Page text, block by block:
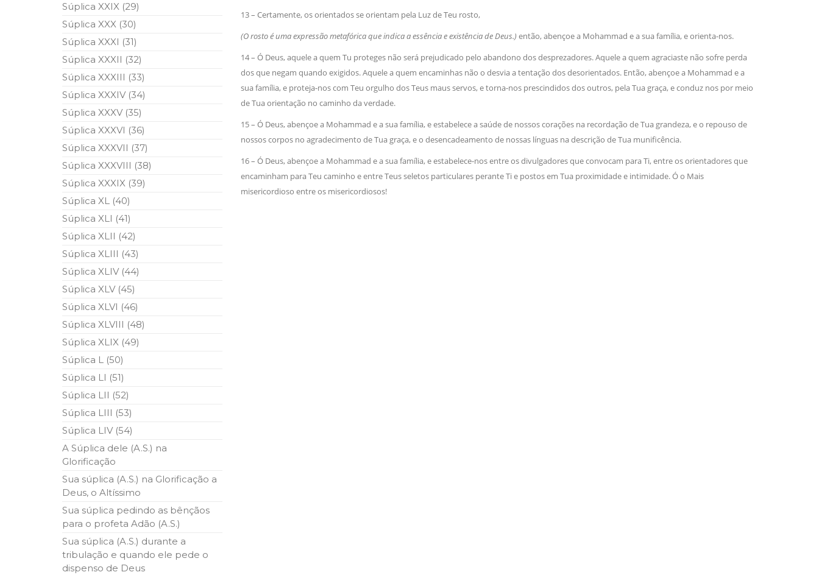
Súplica XXIX (29)
Súplica XXX (30)
Súplica XXXI (31)
Súplica XXXII (32)
Súplica XXXIII (33)
Súplica XXXIV (34)
Súplica XXXV (35)
Súplica XXXVI (36)
Súplica XXXVII (37)
Súplica XXXVIII (38)
Súplica XXXIX (39)
Súplica XL (40)
Súplica XLI (41)
Súplica XLII (42)
Súplica XLIII (43)
Súplica XLIV (44)
Súplica XLV (45)
Súplica XLVI (46)
Súplica XLVIII (48)
Súplica XLIX (49)
Súplica L (50)
Súplica LI (51)
Súplica LII (52)
Súplica LIII (53)
Súplica LIV (54)
A Súplica dele (A.S.) na
Glorificação
Sua súplica (A.S.) na Glorificação a
Deus, o Altíssimo
Sua súplica pedindo as bênçãos
para o profeta Adão (A.S.)
Sua súplica (A.S.) durante a
tribulação e quando ele pede o
dispenso de Deus
13 – Certamente, os orientados se orientam pela Luz de Teu rosto,
(O rosto é uma expressão metafórica que indica a essência e existência de Deus.) então, abençoe a Mohammad e a sua família, e orienta-nos.
14 – Ó Deus, aquele a quem Tu proteges não será prejudicado pelo abandono dos desprezadores. Aquele a quem agraciaste não sofre perda
dos que negam quando exigidos. Aquele a quem encaminhas não o desvia a tentação dos desorientados. Então, abençoe a Mohammad e a
sua família, e proteja-nos com Teu orgulho dos Teus maus servos, e torna-nos prescindidos dos outros, pela Tua graça, e conduz nos por meio
de Tua orientação no caminho da verdade.
15 – Ó Deus, abençoe a Mohammad e a sua família, e estabelece a saúde de nossos corações na recordação de Tua grandeza, e o repouso de
nossos corpos no agradecimento de Tua graça, e o desencadeamento de nossas línguas na descrição de Tua munificência.
16 – Ó Deus, abençoe a Mohammad e a sua família, e estabelece-nos entre os divulgadores que convocam para Ti, entre os orientadores que
encaminham para Teu caminho e entre Teus seletos particulares perante Ti e postos em Tua proximidade e intimidade. Ó o Mais
misericordioso entre os misericordiosos!